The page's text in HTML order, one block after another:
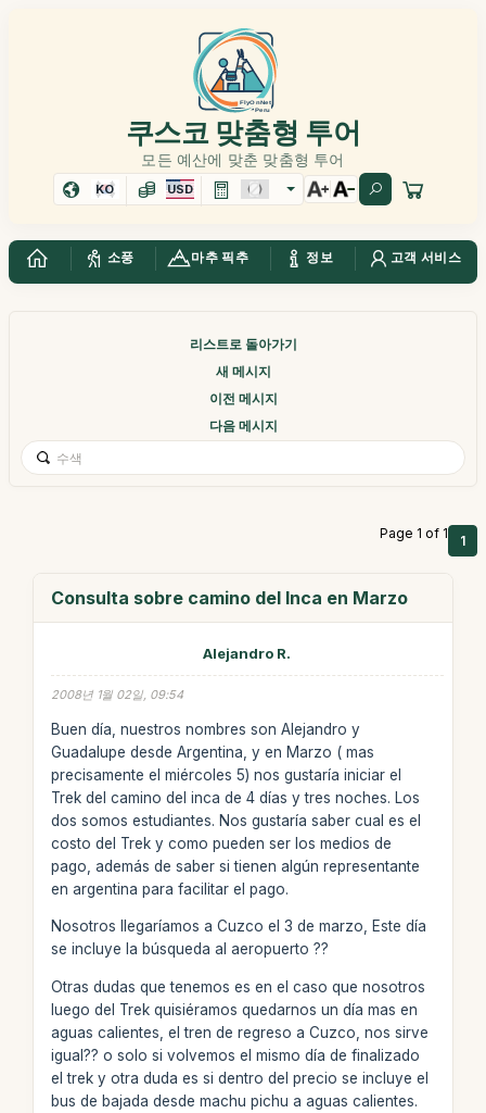
쿠스코 맞춤형 투어
모든 예산에 맞춘 맞춤형 투어
KO USD
소풍 마추 픽추 정보 고객 서비스
리스트로 돌아가기
새 메시지
이전 메시지
다음 메시지
Page 1 of 1 1
Consulta sobre camino del Inca en Marzo
Alejandro R.
2008년 1월 02일, 09:54
Buen día, nuestros nombres son Alejandro y
Guadalupe desde Argentina, y en Marzo ( mas
precisamente el miércoles 5) nos gustaría iniciar el
Trek del camino del inca de 4 días y tres noches. Los
dos somos estudiantes. Nos gustaría saber cual es el
costo del Trek y como pueden ser los medios de
pago, además de saber si tienen algún representante
en argentina para facilitar el pago.
Nosotros llegaríamos a Cuzco el 3 de marzo, Este día
se incluye la búsqueda al aeropuerto ??
Otras dudas que tenemos es en el caso que nosotros
luego del Trek quisiéramos quedarnos un día mas en
aguas calientes, el tren de regreso a Cuzco, nos sirve
igual?? o solo si volvemos el mismo día de finalizado
el trek y otra duda es si dentro del precio se incluye el
bus de bajada desde machu pichu a aguas calientes.